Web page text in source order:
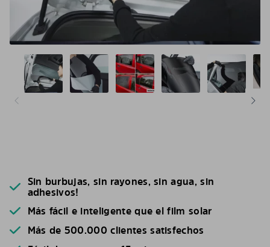
Sin burbujas, sin rayones, sin agua, sin
adhesivos!
Más fácil e inteligente que el film solar
Más de 500.000 clientes satisfechos